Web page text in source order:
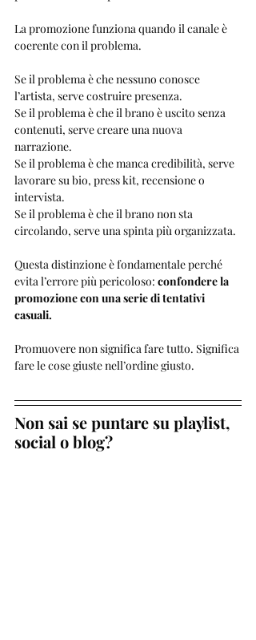
La promozione funziona quando il canale è
coerente con il problema.
Se il problema è che nessuno conosce
l’artista, serve costruire presenza.
Se il problema è che il brano è uscito senza
contenuti, serve creare una nuova
narrazione.
Se il problema è che manca credibilità, serve
lavorare su bio, press kit, recensione o
intervista.
Se il problema è che il brano non sta
circolando, serve una spinta più organizzata.
Questa distinzione è fondamentale perché
evita l’errore più pericoloso: confondere la
promozione con una serie di tentativi
casuali.
Promuovere non significa fare tutto. Significa
fare le cose giuste nell’ordine giusto.
Non sai se puntare su playlist,
social o blog?